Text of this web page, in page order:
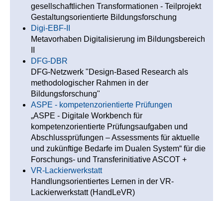
gesellschaftlichen Transformationen - Teilprojekt
Gestaltungsorientierte Bildungsforschung
Digi-EBF-II
Metavorhaben Digitalisierung im Bildungsbereich
DFG-DBR
DFG-Netzwerk "Design-Based Research als
methodologischer Rahmen in der
Bildungsforschung"
ASPE - kompetenzorientierte Prüfungen
„ASPE - Digitale Workbench für
kompetenzorientierte Prüfungsaufgaben und
Abschlussprüfungen – Assessments für aktuelle
und zukünftige Bedarfe im Dualen System“ für die
Forschungs- und Transferinitiative ASCOT +
VR-Lackierwerkstatt
Handlungsorientiertes Lernen in der VR-
Lackierwerkstatt (HandLeVR)